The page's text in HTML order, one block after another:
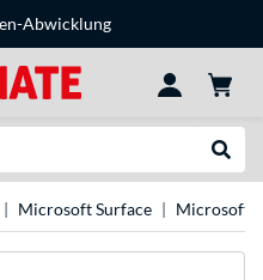
Abwicklung
Microsoft Surface Microsoft